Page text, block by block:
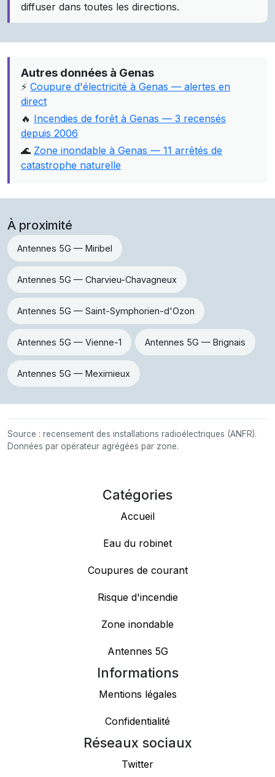
diffuser dans toutes les directions.
Autres données à Genas
⚡ Coupure d'électricité à Genas — alertes en
direct
🔥 Incendies de forêt à Genas — 3 recensés
depuis 2006
🌊 Zone inondable à Genas — 11 arrêtés de
catastrophe naturelle
À proximité
Antennes 5G — Miribel
Antennes 5G — Charvieu-Chavagneux
Antennes 5G — Saint-Symphorien-d'Ozon
Antennes 5G — Vienne-1 Antennes 5G — Brignais
Antennes 5G — Meximieux
Source : recensement des installations radioélectriques (ANFR).
Données par opérateur agrégées par zone.
Catégories
Accueil
Eau du robinet
Coupures de courant
Risque d'incendie
Zone inondable
Antennes 5G
Informations
Mentions légales
Confidentialité
Réseaux sociaux
Twitter